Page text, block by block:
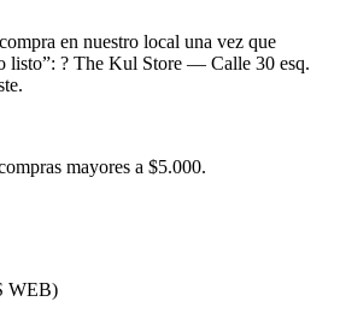
en nuestro local una vez que
listo”: ? The Kul Store — Calle 30 esq.
mayores a $5.000.
WEB)